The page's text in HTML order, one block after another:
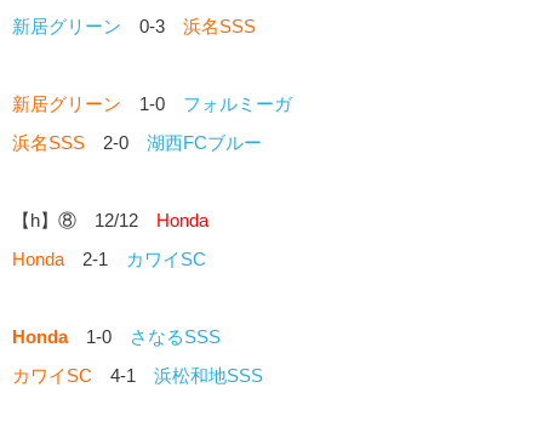
新居グリーン 0-3 浜名SSS
新居グリーン 1-0 フォルミーガ
浜名SSS
2-0 湖西FCブルー
【h】⑧ 12/12 Honda
Honda
2-1 カワイSC
Honda1-0
さなるSSS
カワイSC
4-1 浜松和地SSS